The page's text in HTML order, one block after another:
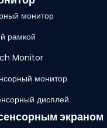
монитор
рамкой
Monitor
монитор
дисплей
экраном